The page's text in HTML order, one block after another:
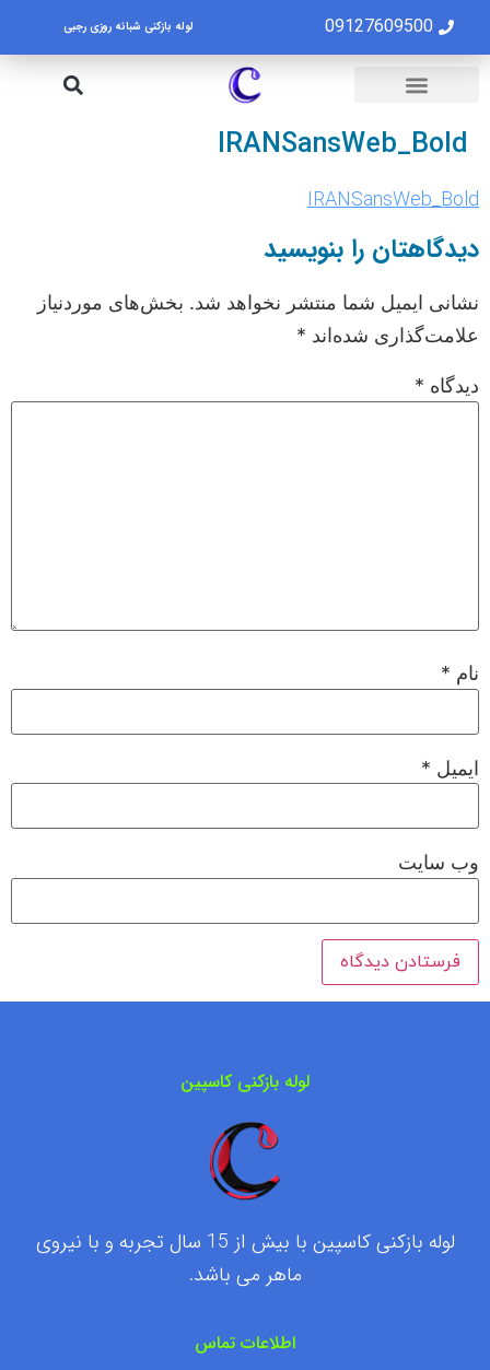
09127609500 لوله بازکنی شبانه روزی رجبی
IRANSansWeb_Bold
IRANSansWeb_Bold
دیدگاهتان را بنویسید
نشانی ایمیل شما منتشر نخواهد شد. بخش‌های موردنیاز
علامت‌گذاری شده‌اند *
دیدگاه *
نام *
ایمیل *
وب‌ سایت
لوله بازکنی کاسپین
لوله بازکنی کاسپین با بیش از 15 سال تجربه و با نیروی
ماهر می باشد.
اطلاعات تماس